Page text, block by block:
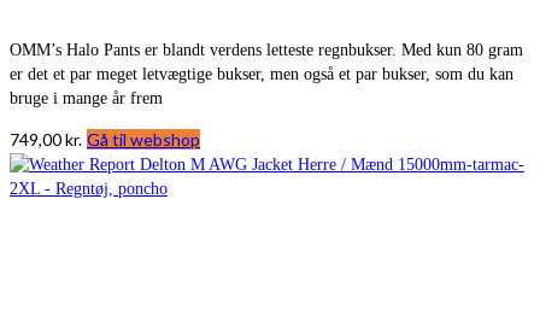
OMM’s Halo Pants er blandt verdens letteste regnbukser. Med kun 80 gram
er det et par meget letvægtige bukser, men også et par bukser, som du kan
bruge i mange år frem
749,00kr. Gå til webshop